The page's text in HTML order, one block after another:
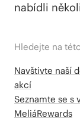
nabídli
Hledejte na
Navštivte naší
akcí
Seznamte se s
MeliáRewards